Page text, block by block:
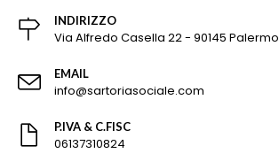
INDIRIZZO
Via Alfredo Casella 22 - 90145 Palermo
EMAIL
info@sartoriasociale.com
P.IVA & C.FISC
06137310824